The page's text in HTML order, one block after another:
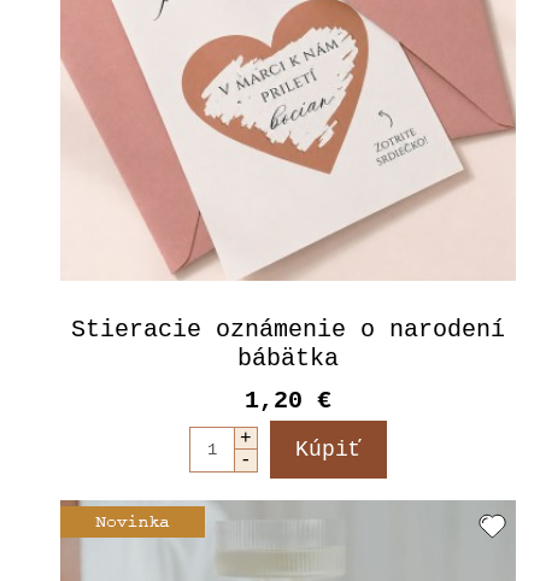
Stieracie oznámenie o narodení
bábätka
1,20 €